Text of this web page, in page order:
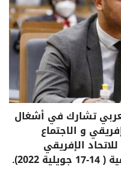
تشارك في أشغال
للاتحاد الإفريقي و الاجتماع
الإفريقي